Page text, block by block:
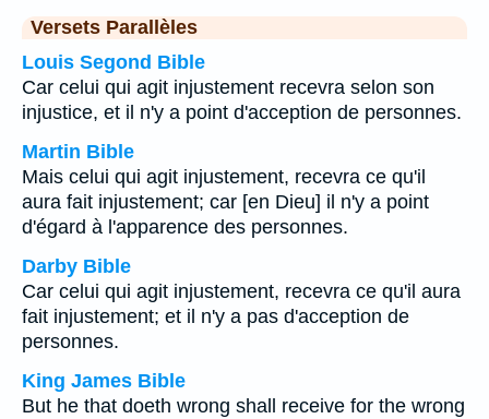
Versets Parallèles
Louis Segond Bible
Car celui qui agit injustement recevra selon son
injustice, et il n'y a point d'acception de personnes.
Martin Bible
Mais celui qui agit injustement, recevra ce qu'il
aura fait injustement; car [en Dieu] il n'y a point
d'égard à l'apparence des personnes.
Darby Bible
Car celui qui agit injustement, recevra ce qu'il aura
fait injustement; et il n'y a pas d'acception de
personnes.
King James Bible
But he that doeth wrong shall receive for the wrong